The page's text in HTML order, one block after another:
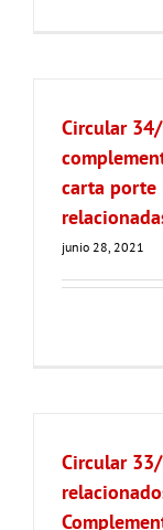
Circular
carta porte
junio 28, 2021
Circular